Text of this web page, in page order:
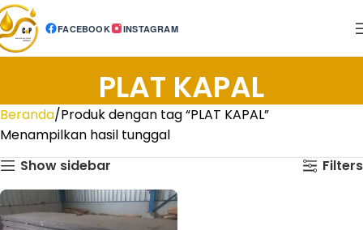
FACEBOOK INSTAGRAM
PLAT KAPAL
Beranda Produk dengan tag “PLAT KAPAL”
Menampilkan hasil tunggal
Show sidebar
Filters